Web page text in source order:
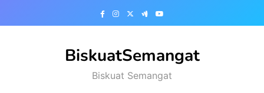
BiskuatSemangat
Biskuat Semangat